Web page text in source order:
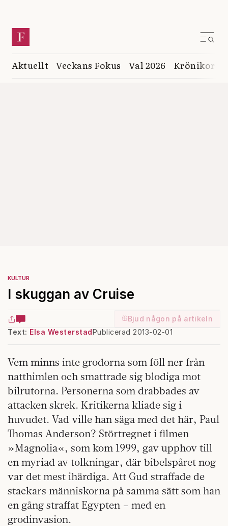
Aktuellt Veckans Fokus Val 2026 Krönikor
KULTUR
I skuggan av Cruise
Bjud någon på artikeln
Text: Elsa WesterstadPublicerad 2013-02-01
Vem minns inte grodorna som föll ner från
natthimlen och smattrade sig blodiga mot
bilrutorna. Personerna som drabbades av
attacken skrek. Kritikerna kliade sig i
huvudet. Vad ville han säga med det här, Paul
Thomas Anderson? Störtregnet i filmen
»Magnolia«, som kom 1999, gav upphov till
en myriad av tolkningar, där bibelspåret nog
var det mest ihärdiga. Att Gud straffade de
stackars människorna på samma sätt som han
en gång straffat Egypten – med en
grodinvasion.